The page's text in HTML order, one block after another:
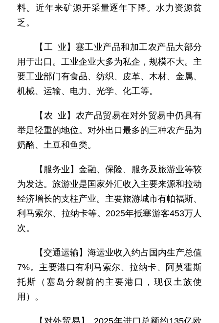
料。近年来矿源开采量逐年下降。水力资源贫
乏。
【工 业】塞工业产品和加工农产品大部分
用于出口。工业企业大多为私企，规模不大。主
要工业部门有食品、纺织、皮革、木材、金属、
机械、运输、电力、光学、化工等。
【农 业】农产品贸易在对外贸易中仍具有
举足轻重的地位。对外出口最多的三种农产品为
奶酪、土豆和鱼类。
【服务业】金融、保险、服务及旅游业等较
为发达。旅游业是国家外汇收入主要来源和拉动
经济增长的支柱产业。主要旅游城市有帕福斯、
利马索尔、拉纳卡等。2025年抵塞游客453万人
次。
【交通运输】海运业收入约占国内生产总值
7%。主要港口有利马索尔、拉纳卡、阿莫霍斯
托斯（塞岛分裂前的主要港口，现仅土族使
用）。
【对外贸易】 2025年进口总额约135亿欧